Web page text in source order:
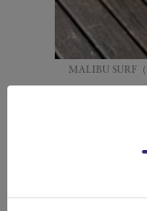
MALIBU SURF
バナナやパイン
ルーツをメイン
した味わい